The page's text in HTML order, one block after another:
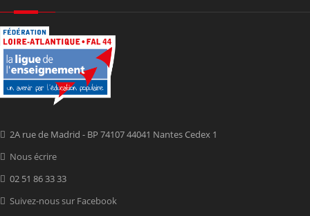
2A rue de Madrid - BP 74107 44041 Nantes Cedex 1
Nous écrire
02 51 86 33 33
Suivez-nous sur Facebook